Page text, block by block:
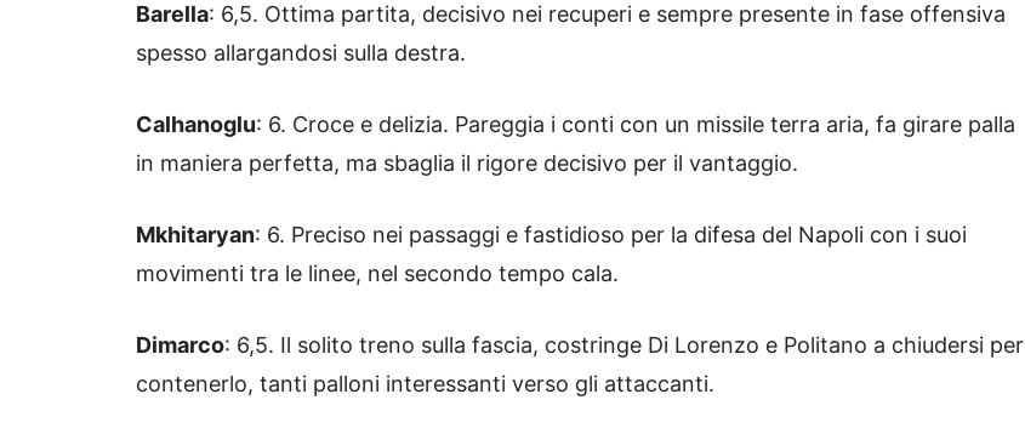
Barella: 6,5. Ottima partita, decisivo nei recuperi e sempre presente in fase offensiva
spesso allargandosi sulla destra.
Calhanoglu: 6. Croce e delizia. Pareggia i conti con un missile terra aria, fa girare palla
in maniera perfetta, ma sbaglia il rigore decisivo per il vantaggio.
Mkhitaryan: 6. Preciso nei passaggi e fastidioso per la difesa del Napoli con i suoi
movimenti tra le linee, nel secondo tempo cala.
Dimarco: 6,5. Il solito treno sulla fascia, costringe Di Lorenzo e Politano a chiudersi per
contenerlo, tanti palloni interessanti verso gli attaccanti.